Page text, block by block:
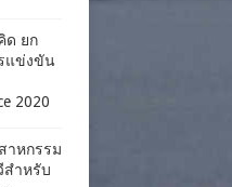
ด ยก
แข่งขัน
2020
หกรรม
สำหรับ